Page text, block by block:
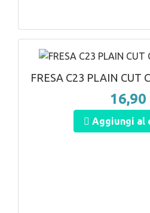
FRESA C23 PLAIN CUT
16,90
Aggiungi al